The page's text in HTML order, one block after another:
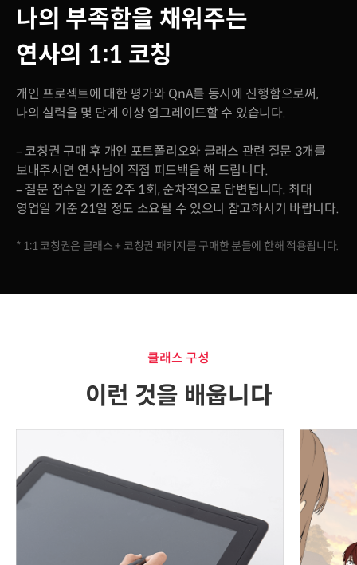
나의 부족함을 채워주는
연사의 1:1 코칭
개인 프로젝트에 대한 평가와 QnA를 동시에 진행함으로써,
나의 실력을 몇 단계 이상 업그레이드할 수 있습니다.
– 코칭권 구매 후 개인 포트폴리오와 클래스 관련 질문 3개를
보내주시면 연사님이 직접 피드백을 해 드립니다.
– 질문 접수일 기준 2주 1회, 순차적으로 답변됩니다. 최대
영업일 기준 21일 정도 소요될 수 있으니 참고하시기 바랍니다.
* 1:1 코칭권은 클래스 + 코칭권 패키지를 구매한 분들에 한해 적용됩니다.
클래스 구성
이런 것을 배웁니다